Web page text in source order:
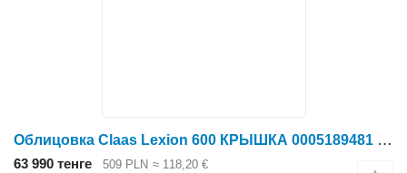
Облицовка Claas Lexion 600 КРЫШКА 0005189481 (Впускной канал; боковая крышка для зерноуборочного комбайна Claas Lexion 600
63 990 тенге 509 PLN ≈ 118,20 €